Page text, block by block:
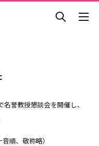
誉教授懇談会を開催し、
順、敬称略）